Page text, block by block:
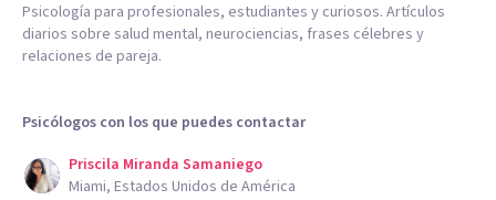
Psicología para profesionales, estudiantes y curiosos. Artículos
diarios sobre salud mental, neurociencias, frases célebres y
relaciones de pareja.
Psicólogos con los que puedes contactar
Priscila Miranda Samaniego
Miami, Estados Unidos de América